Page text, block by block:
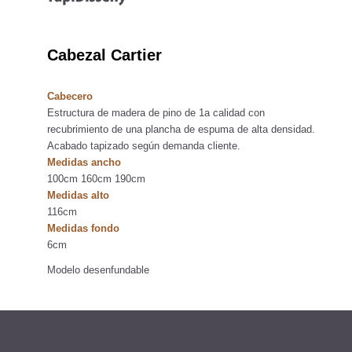
Cabezal Cartier
Cabecero
Estructura de madera de pino de 1a calidad con
recubrimiento de una plancha de espuma de alta densidad.
Acabado tapizado según demanda cliente.
Medidas ancho
100cm 160cm 190cm
Medidas alto
116cm
Medidas fondo
6cm
Modelo desenfundable